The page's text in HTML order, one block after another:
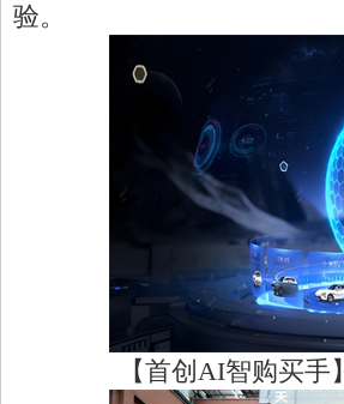
验。
【首创AI智购买